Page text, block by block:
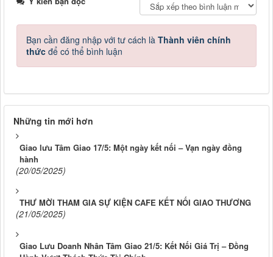
Bạn cần đăng nhập với tư cách là Thành viên chính
thức để có thể bình luận
Những tin mới hơn
Giao lưu Tâm Giao 17/5: Một ngày kết nối – Vạn ngày đồng
hành
(20/05/2025)
THƯ MỜI THAM GIA SỰ KIỆN CAFE KẾT NỐI GIAO THƯƠNG
(21/05/2025)
Giao Lưu Doanh Nhân Tâm Giao 21/5: Kết Nối Giá Trị – Đồng